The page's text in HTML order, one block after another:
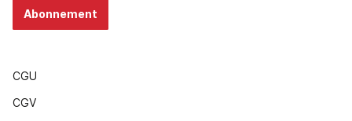
Abonnement
CGU
CGV